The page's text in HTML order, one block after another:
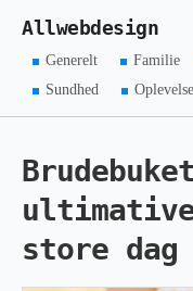
Allwebdesign
Generelt Familie
Sundhed
store dag